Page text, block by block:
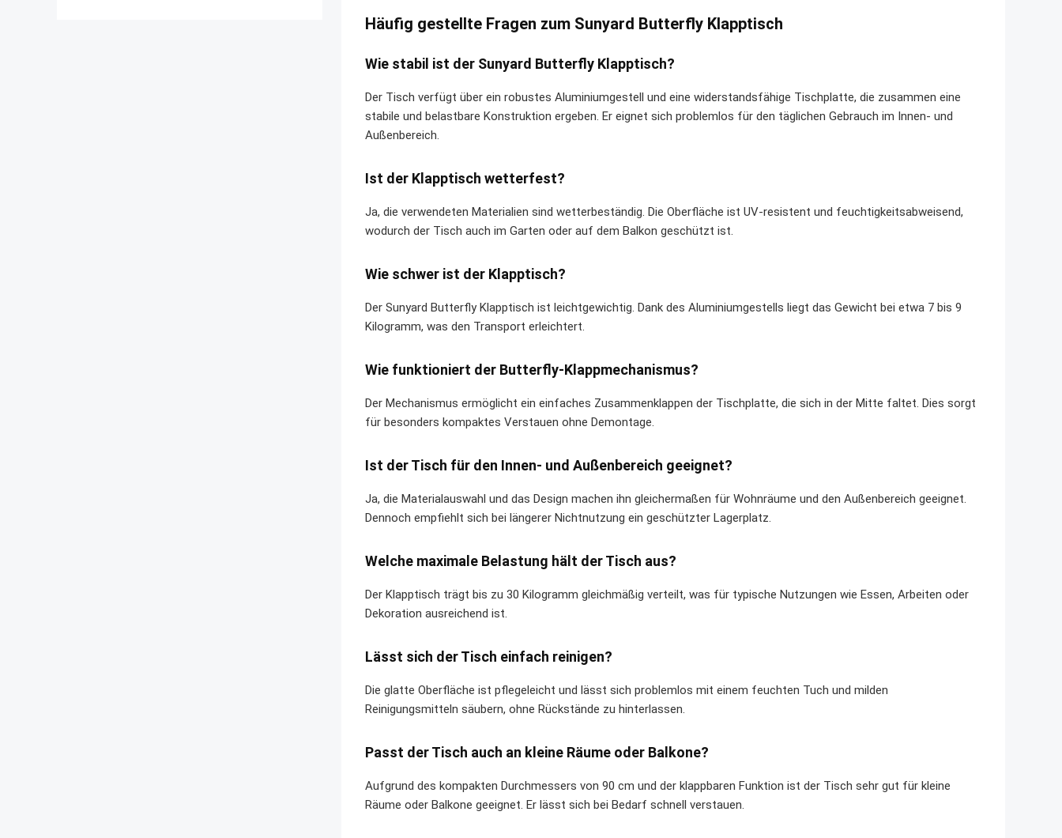
Häufig gestellte Fragen zum Sunyard Butterfly Klapptisch
Wie stabil ist der Sunyard Butterfly Klapptisch?
Der Tisch verfügt über ein robustes Aluminiumgestell und eine widerstandsfähige Tischplatte, die zusammen eine
stabile und belastbare Konstruktion ergeben. Er eignet sich problemlos für den täglichen Gebrauch im Innen- und
Außenbereich.
Ist der Klapptisch wetterfest?
Ja, die verwendeten Materialien sind wetterbeständig. Die Oberfläche ist UV-resistent und feuchtigkeitsabweisend,
wodurch der Tisch auch im Garten oder auf dem Balkon geschützt ist.
Wie schwer ist der Klapptisch?
Der Sunyard Butterfly Klapptisch ist leichtgewichtig. Dank des Aluminiumgestells liegt das Gewicht bei etwa 7 bis 9
Kilogramm, was den Transport erleichtert.
Wie funktioniert der Butterfly-Klappmechanismus?
Der Mechanismus ermöglicht ein einfaches Zusammenklappen der Tischplatte, die sich in der Mitte faltet. Dies sorgt
für besonders kompaktes Verstauen ohne Demontage.
Ist der Tisch für den Innen- und Außenbereich geeignet?
Ja, die Materialauswahl und das Design machen ihn gleichermaßen für Wohnräume und den Außenbereich geeignet.
Dennoch empfiehlt sich bei längerer Nichtnutzung ein geschützter Lagerplatz.
Welche maximale Belastung hält der Tisch aus?
Der Klapptisch trägt bis zu 30 Kilogramm gleichmäßig verteilt, was für typische Nutzungen wie Essen, Arbeiten oder
Dekoration ausreichend ist.
Lässt sich der Tisch einfach reinigen?
Die glatte Oberfläche ist pflegeleicht und lässt sich problemlos mit einem feuchten Tuch und milden
Reinigungsmitteln säubern, ohne Rückstände zu hinterlassen.
Passt der Tisch auch an kleine Räume oder Balkone?
Aufgrund des kompakten Durchmessers von 90 cm und der klappbaren Funktion ist der Tisch sehr gut für kleine
Räume oder Balkone geeignet. Er lässt sich bei Bedarf schnell verstauen.